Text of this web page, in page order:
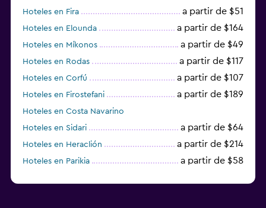
Hoteles en Fira a partir de $51
Hoteles en Elounda a partir de $164
Hoteles en Míkonos a partir de $49
Hoteles en Rodas a partir de $117
Hoteles en Corfú a partir de $107
Hoteles en Firostefani a partir de $189
Hoteles en Costa Navarino
Hoteles en Sidari
a partir de $64
Hoteles en Heraclión a partir de $214
Hoteles en Parikia a partir de $58